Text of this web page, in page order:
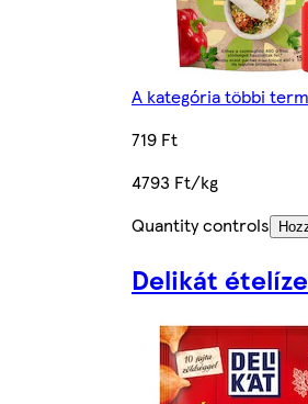
A kategória többi
719 Ft
4793 Ft/kg
Quantity controls
Delikát